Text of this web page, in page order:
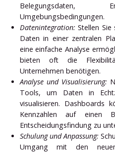
Belegungsdaten,
Umgebungsbedingungen.
Datenintegration: Stellen
Daten in einer zentralen
eine einfache Analyse
bieten oft die
Unternehmen benötigen.
Analyse und Visualisierung:
Tools, um Daten in
visualisieren. Dashboards
Kennzahlen auf einen
Entscheidungsfindung zu
Schulung und Anpassung:
Umgang mit den